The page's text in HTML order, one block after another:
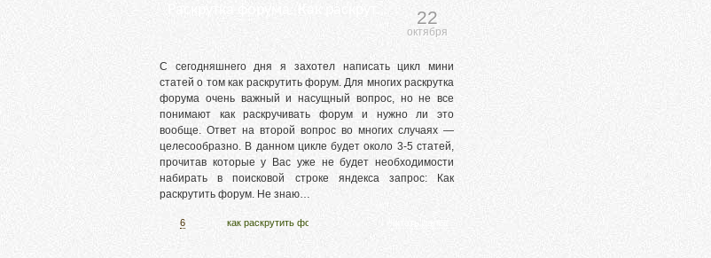
22
октября
С сегодняшнего дня я захотел написать цикл мини
статей о том как раскрутить форум. Для многих раскрутка
форума очень важный и насущный вопрос, но не все
понимают как раскручивать форум и нужно ли это
вообще. Ответ на второй вопрос во многих случаях —
целесообразно. В данном цикле будет около 3-5 статей,
прочитав которые у Вас уже не будет необходимости
набирать в поисковой строке яндекса запрос: Как
раскрутить форум. Не знаю…
6 как раскрутить форум